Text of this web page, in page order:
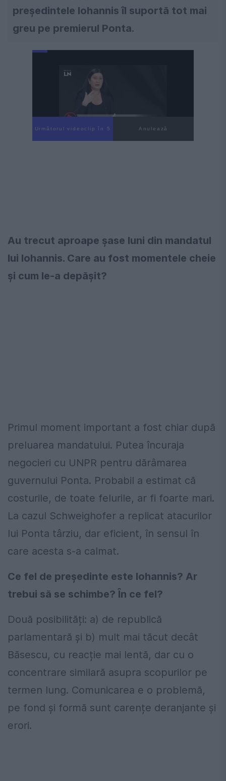
președintele Iohannis îl suportă tot mai
greu pe premierul Ponta.
Următorul videoclip în 4 Anulează
Au trecut aproape șase luni din mandatul
lui Iohannis. Care au fost momentele cheie
și cum le-a depășit?
Primul moment important a fost chiar după
preluarea mandatului. Putea încuraja
negocieri cu UNPR pentru dărâmarea
guvernului Ponta. Probabil a estimat că
costurile, de toate felurile, ar fi foarte mari.
La cazul Schweighofer a replicat atacurilor
lui Ponta târziu, dar eficient, în sensul în
care acesta s-a calmat.
Ce fel de președinte este Iohannis? Ar
trebui să se schimbe? În ce fel?
Două posibilități: a) de republică
parlamentară și b) mult mai tăcut decât
Băsescu, cu reacție mai lentă, dar cu o
concentrare similară asupra scopurilor pe
termen lung. Comunicarea e o problemă,
pe fond și formă sunt carențe deranjante și
erori.